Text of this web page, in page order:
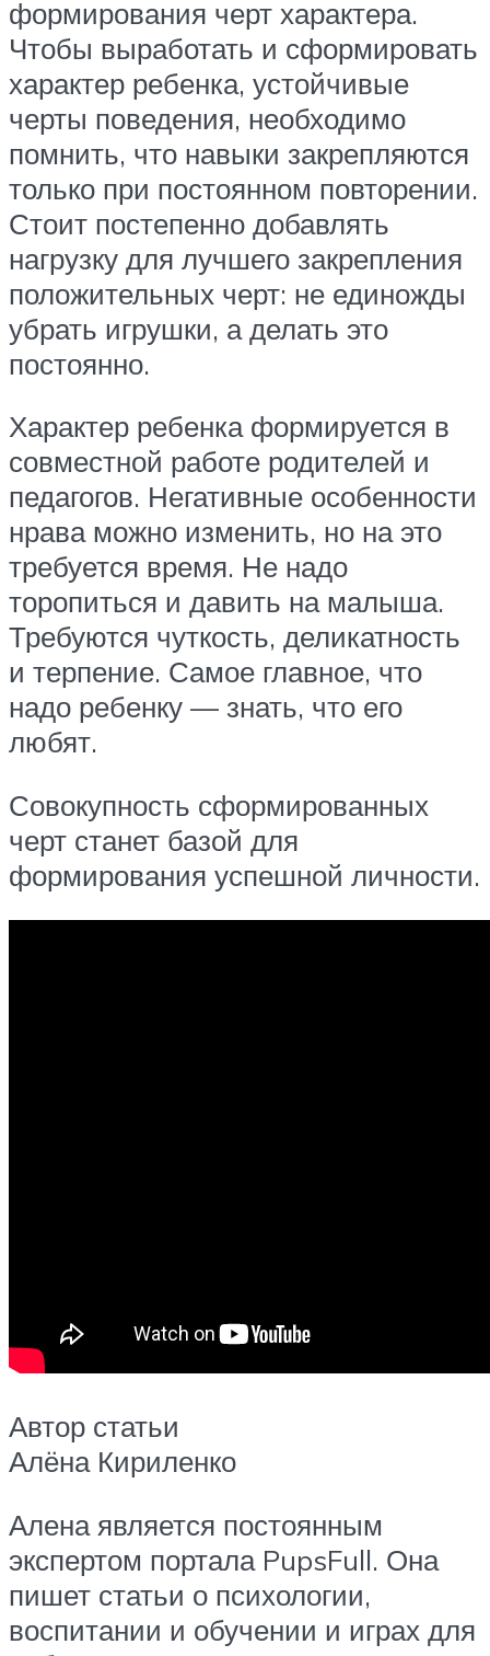
формирования черт характера.
Чтобы выработать и сформировать
характер ребенка, устойчивые
черты поведения, необходимо
помнить, что навыки закрепляются
только при постоянном повторении.
Стоит постепенно добавлять
нагрузку для лучшего закрепления
положительных черт: не единожды
убрать игрушки, а делать это
постоянно.
Характер ребенка формируется в
совместной работе родителей и
педагогов. Негативные особенности
нрава можно изменить, но на это
требуется время. Не надо
торопиться и давить на малыша.
Требуются чуткость, деликатность
и терпение. Самое главное, что
надо ребенку — знать, что его
любят.
Совокупность сформированных
черт станет базой для
формирования успешной личности.
Автор статьи
Алёна Кириленко
Алена является постоянным
экспертом портала PupsFull. Она
пишет статьи о психологии,
воспитании и обучении и играх для